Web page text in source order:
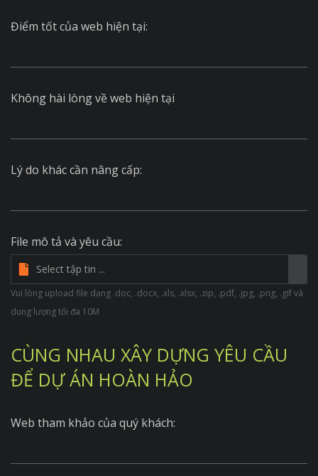
Điểm tốt của web hiện tại:
Không hài lòng về web hiện tại
Lý do khác cần nâng cấp:
File mô tả và yêu cầu:
Vui lòng upload file dạng .doc, .docx, .xls, .xlsx, .zip, .pdf, .jpg, .png, .gif và
dung lượng tối đa 10M
CÙNG NHAU XÂY DỰNG YÊU CẦU
ĐỂ DỰ ÁN HOÀN HẢO
Web tham khảo của quý khách: